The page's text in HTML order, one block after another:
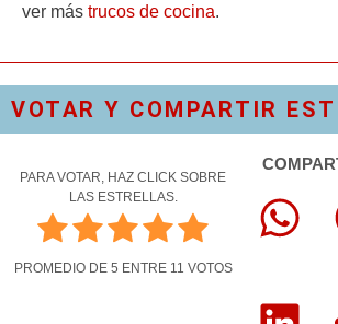
ver más trucos de cocina.
VOTAR Y COMPARTIR
PARA VOTAR, HAZ CLICK SOBRE
LAS ESTRELLAS.
PROMEDIO DE 5 ENTRE 11 VOTOS